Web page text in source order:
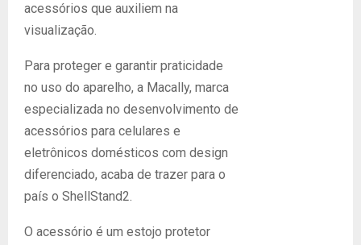
acessórios que auxiliem na
visualização.
Para proteger e garantir praticidade
no uso do aparelho, a Macally, marca
especializada no desenvolvimento de
acessórios para celulares e
eletrônicos domésticos com design
diferenciado, acaba de trazer para o
país o ShellStand2.
O acessório é um estojo protetor